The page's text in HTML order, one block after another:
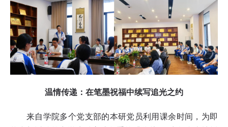
温情传递：在笔墨祝福中续写追光之约
来自学院多个党支部的本研党员利用课余时间，为即